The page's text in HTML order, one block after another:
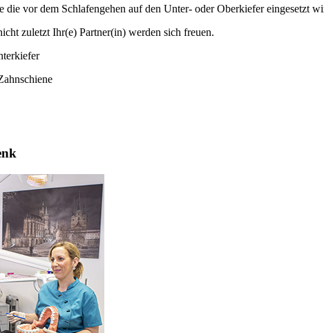
vor dem Schlafengehen auf den Unter- oder Oberkiefer eingesetzt
zuletzt Ihr(e) Partner(in) werden sich freuen.